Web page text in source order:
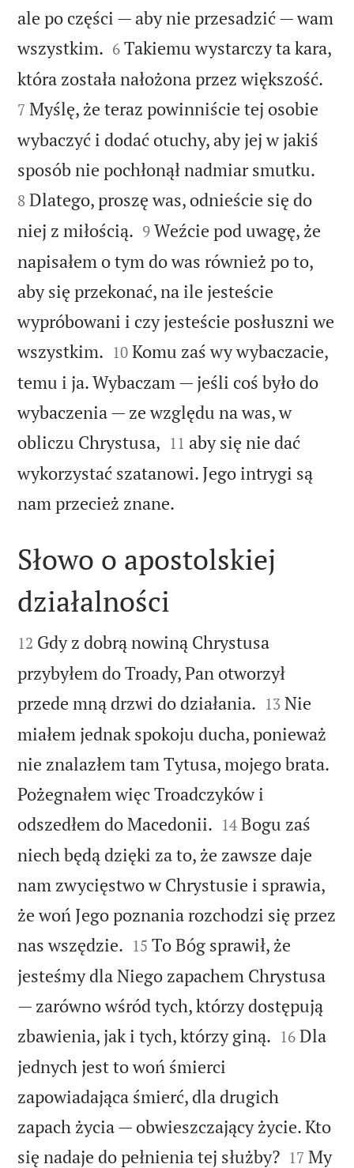
ale po części — aby nie przesadzić — wam
wszystkim. 

6 Takiemu wystarczy ta kara,
która została nałożona przez większość.
7 Myślę, że teraz powinniście tej osobie
wybaczyć i dodać otuchy, aby jej w jakiś
sposób nie pochłonął nadmiar smutku.
8 Dlatego, proszę was, odnieście się do
niej z miłością. 

9 Weźcie pod uwagę, że
napisałem o tym do was również po to,
aby się przekonać, na ile jesteście
wypróbowani i czy jesteście posłuszni we
wszystkim. 

10 Komu zaś wy wybaczacie,
temu i ja. Wybaczam — jeśli coś było do
wybaczenia — ze względu na was, w
obliczu Chrystusa, 

11 aby się nie dać
wykorzystać szatanowi. Jego intrygi są
nam przecież znane.

Słowo o apostolskiej
działalności

12 Gdy z dobrą nowiną Chrystusa
przybyłem do Troady, Pan otworzył
przede mną drzwi do działania. 

13 Nie
miałem jednak spokoju ducha, ponieważ
nie znalazłem tam Tytusa, mojego brata.
Pożegnałem więc Troadczyków i
odszedłem do Macedonii. 

14 Bogu zaś
niech będą dzięki za to, że zawsze daje
nam zwycięstwo w Chrystusie i sprawia,
że woń Jego poznania rozchodzi się przez
nas wszędzie. 

15 To Bóg sprawił, że
jesteśmy dla Niego zapachem Chrystusa
— zarówno wśród tych, którzy dostępują
zbawienia, jak i tych, którzy giną. 

16 Dla
jednych jest to woń śmierci
zapowiadająca śmierć, dla drugich
zapach życia — obwieszczający życie. Kto
się nadaje do pełnienia tej służby?
17 My